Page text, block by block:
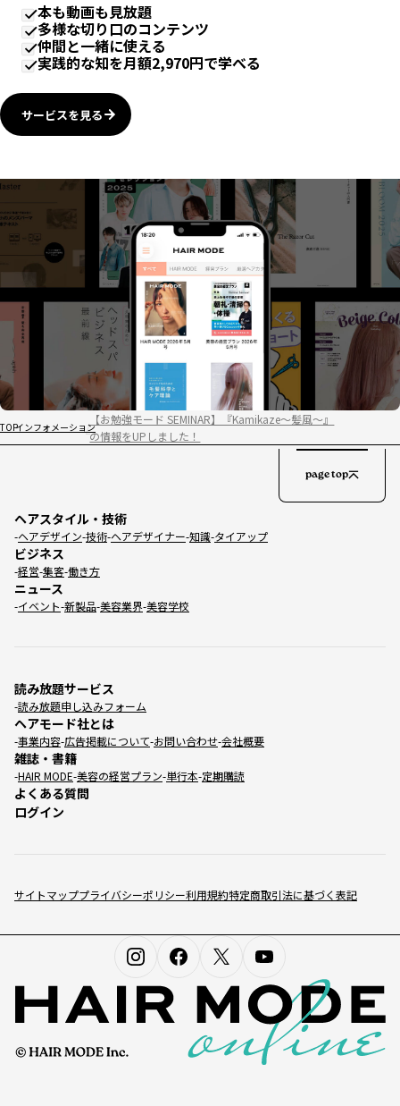
本も動画も見放題
多様な切り口のコンテンツ
仲間と一緒に使える
実践的な知を月額2,970円で学べる
サービスを見る
TOPインフォメーション
【お勉強モード SEMINAR】『Kamikaze～髪風～』
の情報をUPしました！
サイトマッププライバシーポリシー利用規約特定商取引法に基づく表記
ヘアスタイル・技術
ヘアデザイン 技術 ヘアデザイナー 知識 タイアップ
ビジネス
経営 集客 働き方
ニュース
イベント 新製品 美容業界 美容学校
読み放題サービス
読み放題申し込みフォーム
ヘアモード社とは
事業内容 広告掲載について お問い合わせ 会社概要
雑誌・書籍
HAIR MODE 美容の経営プラン 単行本 定期購読
よくある質問
ログイン
page top